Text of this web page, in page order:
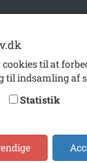
Arkiv
til at
til indsamling af
Statistik